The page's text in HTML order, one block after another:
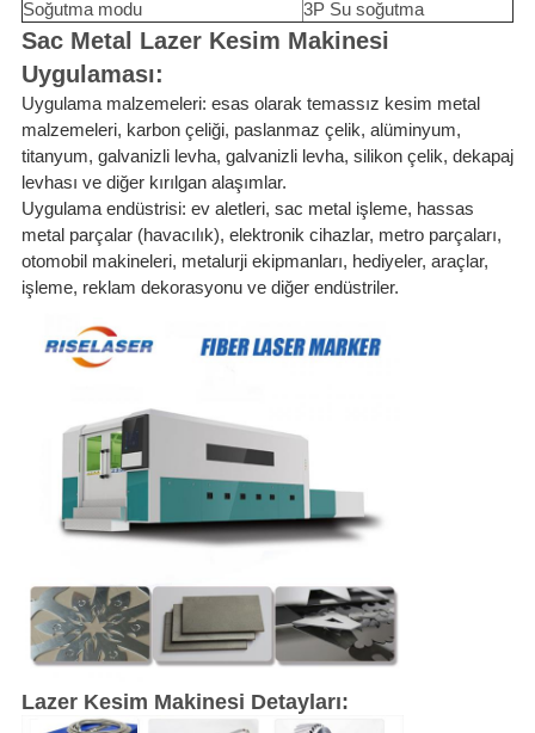
Soğutma modu 3P Su soğutma
Sac Metal Lazer Kesim Makinesi
Uygulaması:
Uygulama malzemeleri: esas olarak temassız kesim metal
malzemeleri, karbon çeliği, paslanmaz çelik, alüminyum,
titanyum, galvanizli levha, galvanizli levha, silikon çelik, dekapaj
levhası ve diğer kırılgan alaşımlar.
Uygulama endüstrisi: ev aletleri, sac metal işleme, hassas
metal parçalar (havacılık), elektronik cihazlar, metro parçaları,
otomobil makineleri, metalurji ekipmanları, hediyeler, araçlar,
işleme, reklam dekorasyonu ve diğer endüstriler.
Lazer Kesim Makinesi Detayları: